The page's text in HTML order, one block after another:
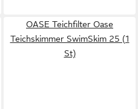
OASE Teichfilter Oase
Teichskimmer SwimSkim 25 (1
St)